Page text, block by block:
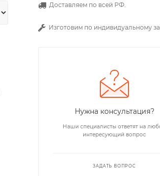
Доставляем по всей РФ.
Изготовим по индивидуальному
Нужна консультация?
Наши специалисты ответят на
интересующий вопрос
ЗАДАТЬ ВОПРОС